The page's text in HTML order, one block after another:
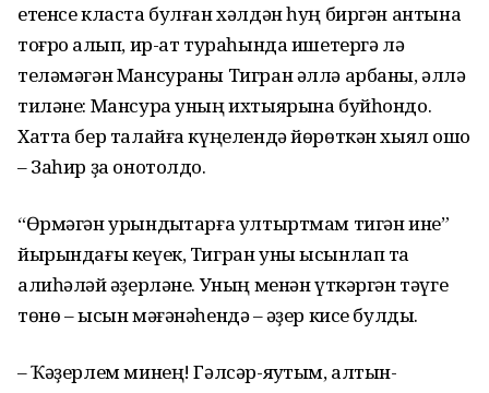
етенсе класта булған хәлдән һуң биргән антына
тоғро ҡалып, ир-ат тураһында ишетергә лә
теләмәгән Мансураны Тигран әллә арбаны, әллә
тиләне: Мансура уның ихтыярына буйһондо.
Хатта бер талайға күңелендә йөрөткән хыял ҡошо
– Заһир ҙа онотолдо.
“Өрмәгән урындыҡтарға ултыртмам тигән ине”
йырындағы кеүек, Тигран уны ысынлап та
алиһәләй ҡәҙерләне. Уның менән үткәргән тәүге
төнө – ысын мәғәнәһендә – ҡәҙер кисе булды.
– Ҡәҙерлем минең! Гәлсәр-яҡутым, алтын-